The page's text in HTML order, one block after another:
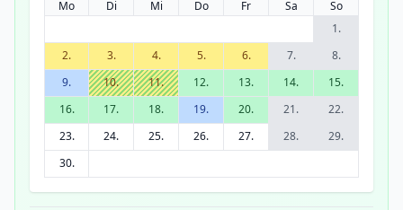
Mo Di Mi Do Fr Sa
So
1.
2.
3. 4. 5. 6. 7.
8.
9.
10. 11. 12. 13. 14.
15.
16.
17. 18. 19. 20. 21.
22.
23.
24. 25. 26. 27. 28.
29.
30.